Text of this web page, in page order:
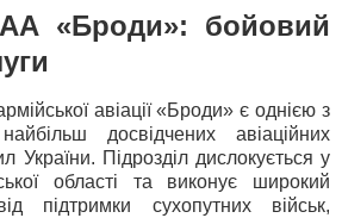
«Броди»: бойовий
авіації «Броди» є однією з
досвідчених авіаційних
України. Підрозділ дислокується у
області та виконує широкий
підтримки сухопутних військ,